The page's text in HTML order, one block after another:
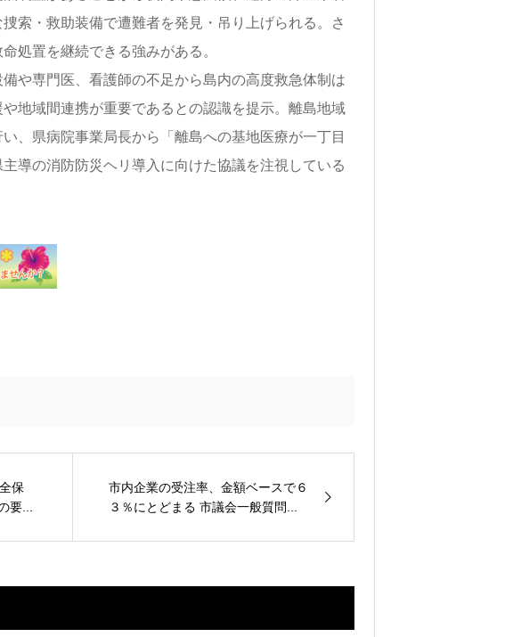
索・救助装備で遭難者を発見・吊り上げられる。さ
処置を継続できる強みがある。
や専門医、看護師の不足から島内の高度救急体制は
地域間連携が重要であるとの認識を提示。離島地域
、県病院事業局長から「離島への基地医療が一丁目
導の消防防災ヘリ導入に向けた協議を注視している
保
要...
市内企業の受注率、金額ベースで６
３％にとどまる 市議会一般質問...